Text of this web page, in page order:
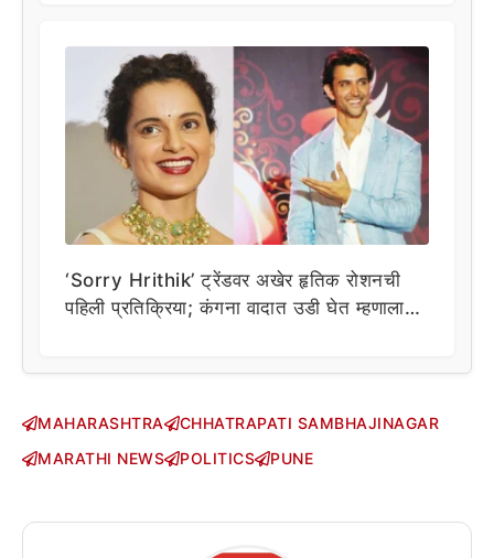
‘Sorry Hrithik’ ट्रेंडवर अखेर हृतिक रोशनची
पहिली प्रतिक्रिया; कंगना वादात उडी घेत म्हणाला…
MAHARASHTRA
CHHATRAPATI SAMBHAJINAGAR
MARATHI NEWS
POLITICS PUNE